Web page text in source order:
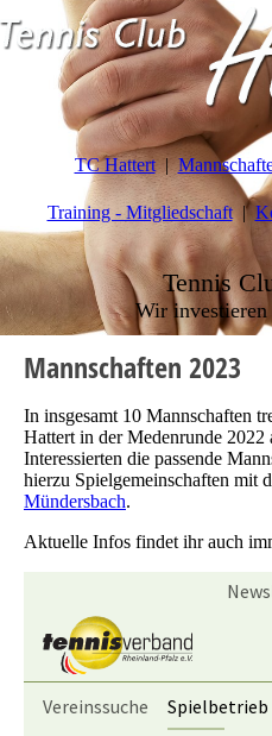
TC Hattert
Training - Mitgliedschaft
Tennis
Wir
Mannschaften 2023
In insgesamt 10 Mannschaften
Hattert in der Medenrunde
Interessierten die passende
hierzu Spielgemeinschaften mit
Mündersbach.
Aktuelle Infos findet ihr auch